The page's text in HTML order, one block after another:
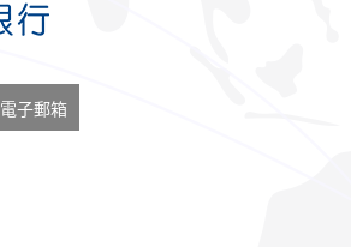
電子郵箱